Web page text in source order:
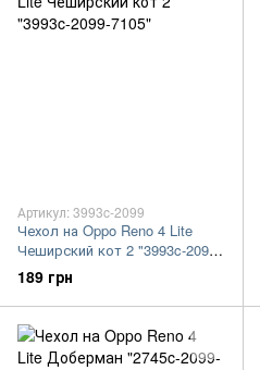
Артикул: 3993c-2099
Чехол на Oppo Reno 4 Lite
Чеширский кот 2 "3993c-2099-
7105"
189 грн